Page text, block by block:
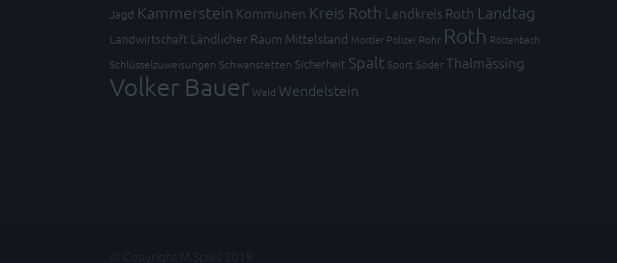
Jagd Kammerstein Kommunen Kreis Roth Landkreis Roth Landtag
Landwirtschaft Ländlicher Raum Mittelstand Mortler Polizei Rohr Roth Röttenbach
Schlüsselzuweisungen Schwanstetten Sicherheit Spalt Sport SöderThalmässing
Volker BauerWald Wendelstein